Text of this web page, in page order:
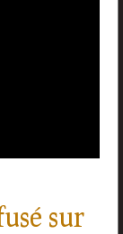
sur